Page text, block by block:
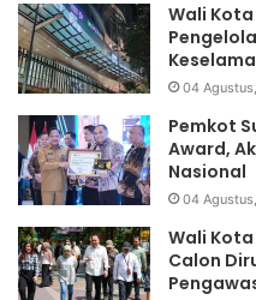
Wali
04
Pemkot
Award,
Nasional
04
Wali
Calon